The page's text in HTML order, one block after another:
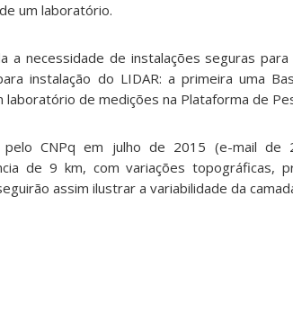
um laboratório.
a necessidade de instalações seguras
instalação do LIDAR: a primeira uma
de medições na Plataforma de
pelo CNPq em julho de 2015 (e-mail de
de 9 km, com variações topográficas,
assim ilustrar a variabilidade da